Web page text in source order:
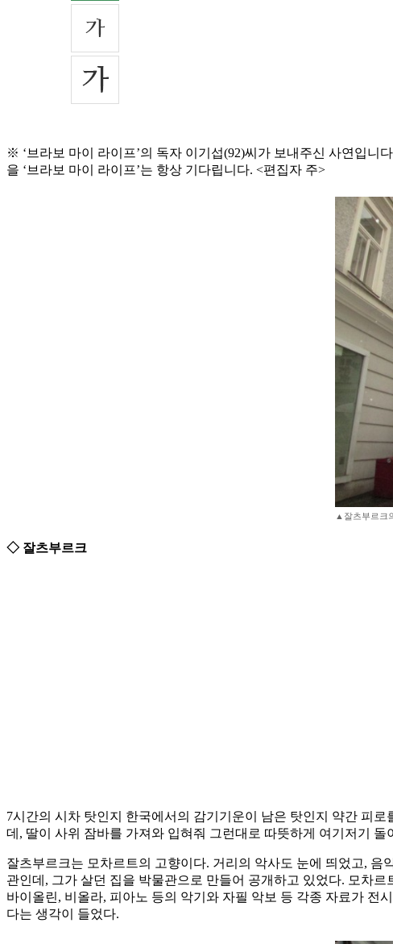
※ ‘브라보 마이 라이프’의 독자 이기섭(92)씨가 보내주신 사연입니
을 ‘브라보 마이 라이프’는 항상 기다립니다. <편집자 주>
▲잘츠부르크
◇ 잘츠부르크
7시간의 시차 탓인지 한국에서의 감기기운이 남은 탓인지 약간 피
데, 딸이 사위 잠바를 가져와 입혀줘 그런대로 따뜻하게 여기저기
잘츠부르크는 모차르트의 고향이다. 거리의 악사도 눈에 띄었고,
관인데, 그가 살던 집을 박물관으로 만들어 공개하고 있었다. 모차
바이올린, 비올라, 피아노 등의 악기와 자필 악보 등 각종 자료가 전
다는 생각이 들었다.